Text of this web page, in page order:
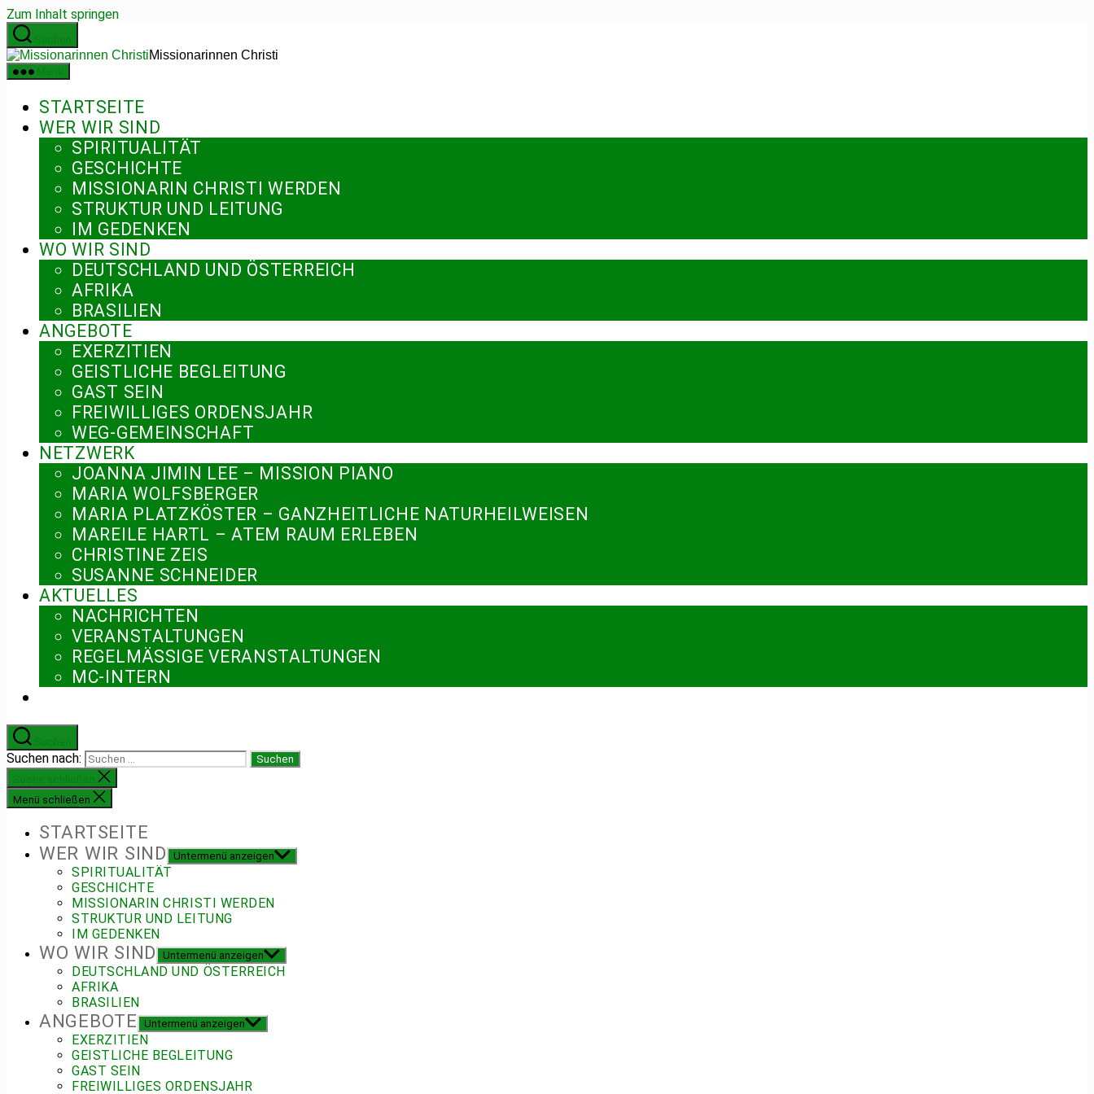
Zum Inhalt springen
Missionarinnen Christi
STARTSEITE
WER WIR SIND
SPIRITUALITÄT
GESCHICHTE
MISSIONARIN CHRISTI WERDEN
STRUKTUR UND LEITUNG
IM GEDENKEN
WO WIR SIND
DEUTSCHLAND UND ÖSTERREICH
AFRIKA
BRASILIEN
ANGEBOTE
EXERZITIEN
GEISTLICHE BEGLEITUNG
GAST SEIN
FREIWILLIGES ORDENSJAHR
WEG-GEMEINSCHAFT
NETZWERK
JOANNA JIMIN LEE – MISSION PIANO
MARIA WOLFSBERGER
MARIA PLATZKÖSTER – GANZHEITLICHE NATURHEILWEISEN
MAREILE HARTL – ATEM RAUM ERLEBEN
CHRISTINE ZEIS
SUSANNE SCHNEIDER
AKTUELLES
NACHRICHTEN
VERANSTALTUNGEN
REGELMÄSSIGE VERANSTALTUNGEN
MC-INTERN
Suchen nach:
Menü schließen
STARTSEITE
WER WIR SIND
Untermenü anzeigen
SPIRITUALITÄT
GESCHICHTE
MISSIONARIN CHRISTI WERDEN
STRUKTUR UND LEITUNG
IM GEDENKEN
WO WIR SIND Untermenü anzeigen
DEUTSCHLAND UND ÖSTERREICH
AFRIKA
BRASILIEN
ANGEBOTE Untermenü anzeigen
EXERZITIEN
GEISTLICHE BEGLEITUNG
GAST SEIN
FREIWILLIGES ORDENSJAHR